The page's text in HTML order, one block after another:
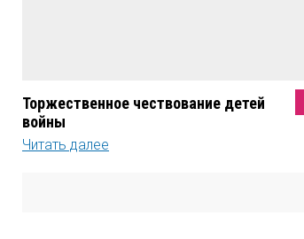
Торжественное чествование детей
войны
Читать далее